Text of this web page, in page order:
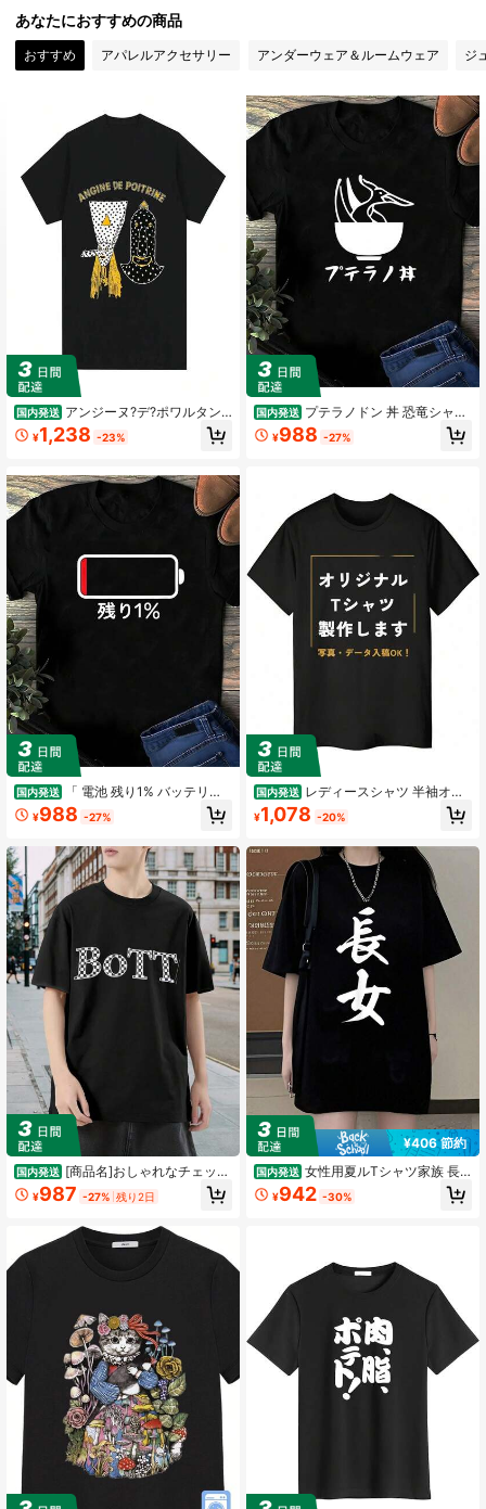
あなたにおすすめの商品
おすすめ アパレルアクセサリー アンダーウェア＆ルームウェア ジ
国内発送 アンジーヌ?デ?ポワルタン
Tシャツ ソフトコットン ロックバン
ド アルバムアート グラフィックプリ
ィース メンズ レディース ラウンド
ネック トップス レディース.jpg
¥1,238 -23%
国内発送
「 電池 残り1% バッテリー
電池切れ」おもしろ 筆文字!服の背面
に面白い文字入りシャツ
¥988 -27%
国内発送 [商品名]おしゃれなチェッカ
ーパターン Tシャツ チェック柄 リラ
ックスフィット カジュアル ストリー
¥987 -27% 残り2日
国内発送 プテラノドン 丼 恐竜シャツ
おもしろシャツ 面白いシャツ おもし
ろ メンズ 半袖 プレゼント パロディ
¥988 -27%
国内発送 レディースシャツ 半袖オリ
ジナル製作 オーダーメイドシャツ 写
真 プリント 印刷 名入れ 制服 ユニフ
半袖
¥1,078 -20%
¥406 節約
国内発送 女性用夏ルTシャツ家族 長
女 Tシャツ
¥942 -30%